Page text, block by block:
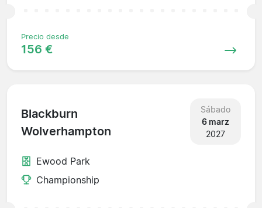
Precio desde
156 €
Blackburn
Wolverhampton
Sábado
6 marz
2027
Ewood Park
Championship